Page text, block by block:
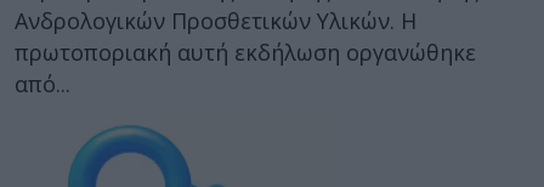
Ανδρολογικών Προσθετικών Υλικών. Η
πρωτοποριακή αυτή εκδήλωση οργανώθηκε
από...